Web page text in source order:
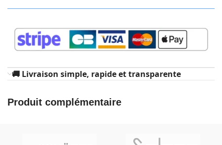
🚚 Livraison simple, rapide et transparente
Produit complémentaire